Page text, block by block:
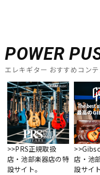
POWER
エレキギター おすすめコン
>>PRS正規取扱
店・池部楽器店の特
設サイト。
店・池
設サイト